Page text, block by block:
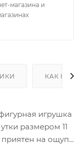
магазина и
КАК
игрушка
размером 11
на ощупь